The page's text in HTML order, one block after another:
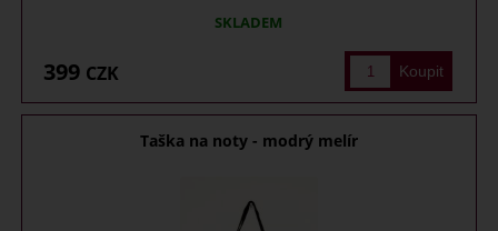
SKLADEM
399 CZK
Taška na noty - modrý melír